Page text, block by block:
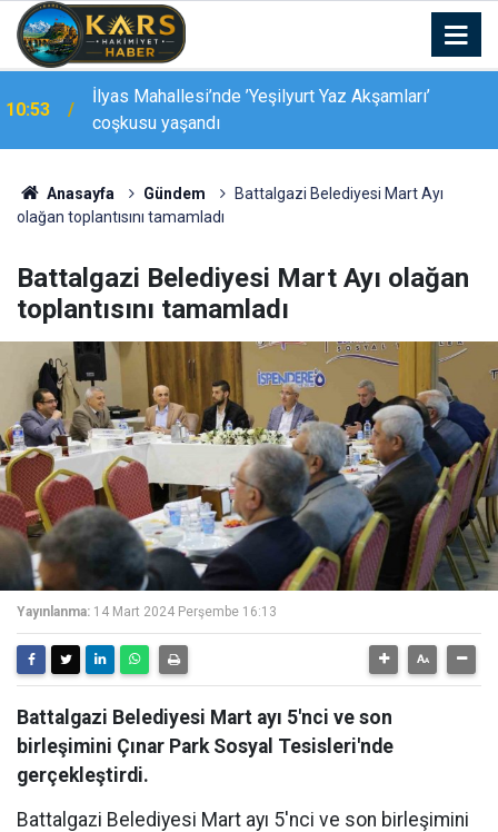
10:53
İlyas Mahallesi’nde ’Yeşilyurt Yaz Akşamları’
coşkusu yaşandı
10:47
Elazığ tenis takımı finale yükseldi
Anasayfa Gündem
Battalgazi Belediyesi Mart Ayı
olağan toplantısını tamamladı
Battalgazi Belediyesi Mart Ayı olağan
toplantısını tamamladı
Yayınlanma: 14 Mart 2024 Perşembe 16:13
Battalgazi Belediyesi Mart ayı 5'nci ve son
birleşimini Çınar Park Sosyal Tesisleri'nde
gerçekleştirdi.
Battalgazi Belediyesi Mart ayı 5'nci ve son birleşimini